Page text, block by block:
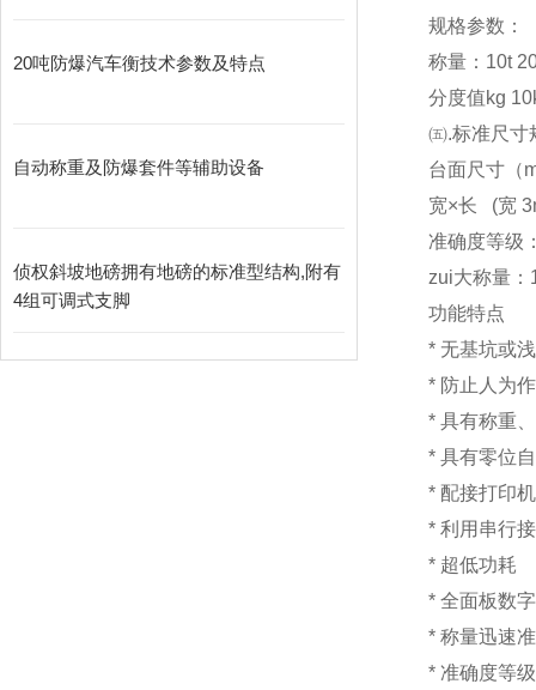
20吨防爆汽车衡技术参数及特点
自动称重及防爆套件等辅助设备
侦权斜坡地磅拥有地磅的标准型结构,附有
4组可调式支脚
规格参数：
称量：10t
分度值kg
㈤.标准尺寸
台面尺寸（
宽×长 (宽
准确度等级
zui大称量：
功能特点
* 无基坑
* 防止人为
* 具有称重
* 具有零
* 配接打
* 利用串行
* 超低
* 全面板数
* 称量迅速
* 准确度